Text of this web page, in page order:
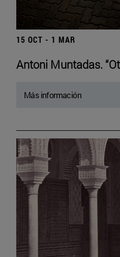
15 OCT - 1 MAR
Antoni Muntadas.
Más información